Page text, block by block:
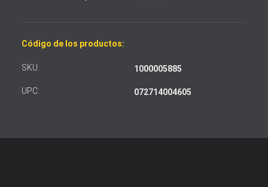
Código de los productos:
SKU: 1000005885
UPC: 072714004605